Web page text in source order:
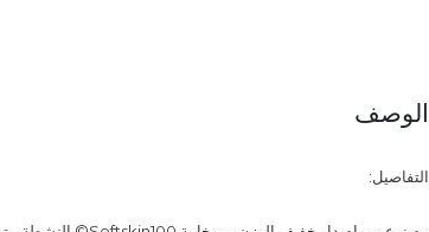
الوصف
التفاصيل: